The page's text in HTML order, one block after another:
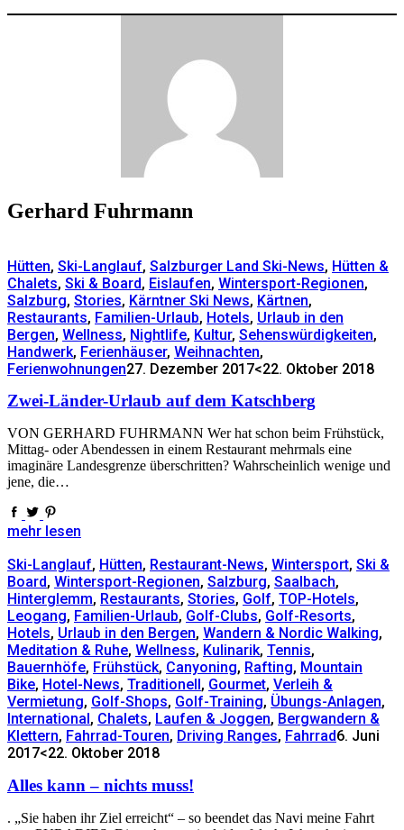
Gerhard Fuhrmann
Hütten, Ski-Langlauf, Salzburger Land Ski-News, Hütten &
Chalets, Ski & Board, Eislaufen, Wintersport-Regionen,
Salzburg, Stories, Kärntner Ski News, Kärtnen,
Restaurants, Familien-Urlaub, Hotels, Urlaub in den
Bergen, Wellness, Nightlife, Kultur, Sehenswürdigkeiten,
Handwerk, Ferienhäuser, Weihnachten,
Ferienwohnungen27. Dezember 2017<22. Oktober 2018
Zwei-Länder-Urlaub auf dem Katschberg
VON GERHARD FUHRMANN Wer hat schon beim Frühstück,
Mittag- oder Abendessen in einem Restaurant mehrmals eine
imaginäre Landesgrenze überschritten? Wahrscheinlich wenige und
jene, die…
mehr lesen
Ski-Langlauf, Hütten, Restaurant-News, Wintersport, Ski &
Board, Wintersport-Regionen, Salzburg, Saalbach,
Hinterglemm, Restaurants, Stories, Golf, TOP-Hotels,
Leogang, Familien-Urlaub, Golf-Clubs, Golf-Resorts,
Hotels, Urlaub in den Bergen, Wandern & Nordic Walking,
Meditation & Ruhe, Wellness, Kulinarik, Tennis,
Bauernhöfe, Frühstück, Canyoning, Rafting, Mountain
Bike, Hotel-News, Traditionell , Gourmet, Verleih &
Vermietung, Golf-Shops, Golf-Training, Übungs-Anlagen,
International , Chalets, Laufen & Joggen, Bergwandern &
Klettern, Fahrrad-Touren, Driving Ranges, Fahrrad6. Juni
2017<22. Oktober 2018
Alles kann – nichts muss!
. „Sie haben ihr Ziel erreicht“ – so beendet das Navi meine Fahrt